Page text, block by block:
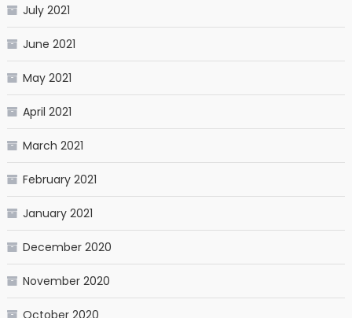
July 2021
June 2021
May 2021
April 2021
March 2021
February 2021
January 2021
December 2020
November 2020
October 2020